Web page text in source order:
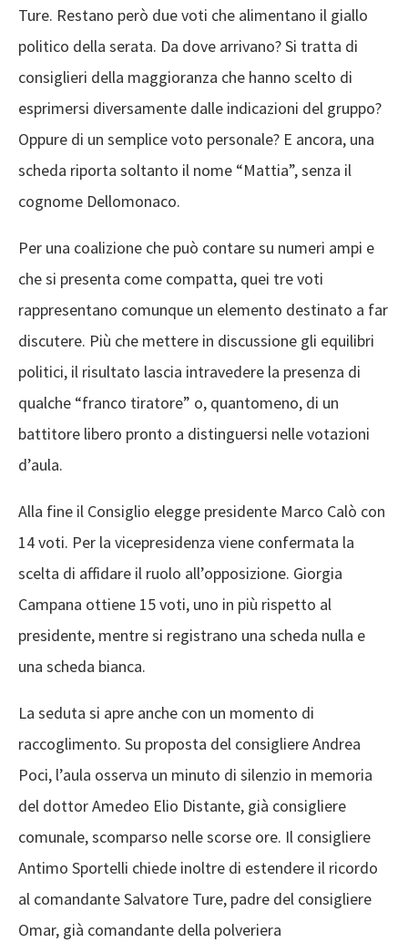
Ture. Restano però due voti che alimentano il giallo
politico della serata. Da dove arrivano? Si tratta di
consiglieri della maggioranza che hanno scelto di
esprimersi diversamente dalle indicazioni del gruppo?
Oppure di un semplice voto personale? E ancora, una
scheda riporta soltanto il nome “Mattia”, senza il
cognome Dellomonaco.
Per una coalizione che può contare su numeri ampi e
che si presenta come compatta, quei tre voti
rappresentano comunque un elemento destinato a far
discutere. Più che mettere in discussione gli equilibri
politici, il risultato lascia intravedere la presenza di
qualche “franco tiratore” o, quantomeno, di un
battitore libero pronto a distinguersi nelle votazioni
d’aula.
Alla fine il Consiglio elegge presidente Marco Calò con
14 voti. Per la vicepresidenza viene confermata la
scelta di affidare il ruolo all’opposizione. Giorgia
Campana ottiene 15 voti, uno in più rispetto al
presidente, mentre si registrano una scheda nulla e
una scheda bianca.
La seduta si apre anche con un momento di
raccoglimento. Su proposta del consigliere Andrea
Poci, l’aula osserva un minuto di silenzio in memoria
del dottor Amedeo Elio Distante, già consigliere
comunale, scomparso nelle scorse ore. Il consigliere
Antimo Sportelli chiede inoltre di estendere il ricordo
al comandante Salvatore Ture, padre del consigliere
Omar, già comandante della polveriera